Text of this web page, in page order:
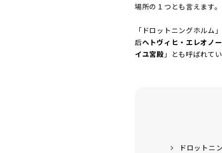
場所の１つとも言えます。
「ドロットニングホルム
后ヘトヴィヒ・エレオノ
イユ宮殿 」とも呼ばれて
ドロットニ